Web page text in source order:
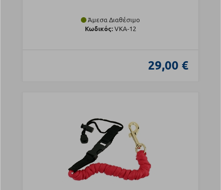
Άμεσα Διαθέσιμο
Κωδικός:VKA-12
29,00 €